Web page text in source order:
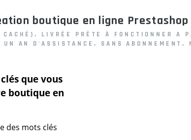
boutique en ligne Prestashop
LIVRÉE PRÊTE À FONCTIONNER
A
UN AN D'ASSISTANCE, SANS
que vous
boutique en
des mots clés